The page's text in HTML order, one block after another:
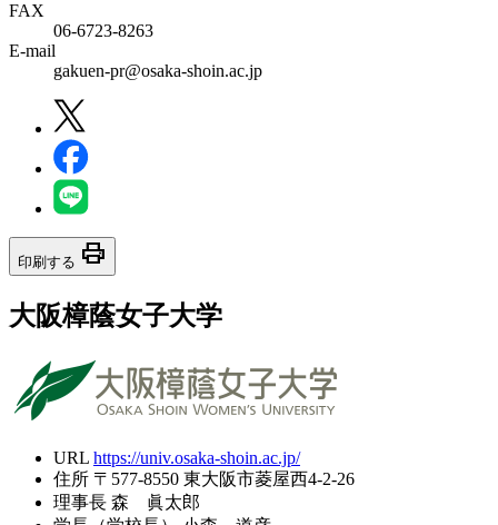
FAX
06-6723-8263
E-mail
gakuen-pr@osaka-shoin.ac.jp
印刷する print
大阪樟蔭女子大学
URL https://univ.osaka-shoin.ac.jp/
住所 〒577-8550 東大阪市菱屋西4-2-26
理事長 森 眞太郎